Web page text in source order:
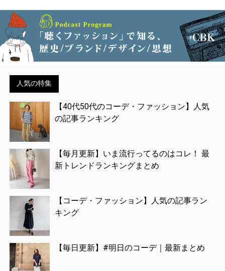
人気の特集
【40代50代のコーデ・ファッション】人気
の記事ランキング
【毎月更新】いま流行ってるのはコレ！ 最
新トレンドランキングまとめ
【コーデ・ファッション】人気の記事ラン
キング
【毎日更新】#明日のコーデ｜最新まとめ